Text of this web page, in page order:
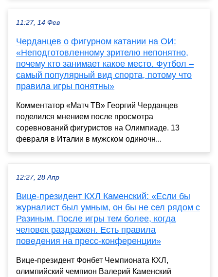
11:27, 14 Фев
Черданцев о фигурном катании на ОИ:
«Неподготовленному зрителю непонятно,
почему кто занимает какое место. Футбол –
самый популярный вид спорта, потому что
правила игры понятны»
Комментатор «Матч ТВ» Георгий Черданцев
поделился мнением после просмотра
соревнований фигуристов на Олимпиаде. 13
февраля в Италии в мужском одиночн...
12:27, 28 Апр
Вице-президент КХЛ Каменский: «Если бы
журналист был умным, он бы не сел рядом с
Разиным. После игры тем более, когда
человек раздражен. Есть правила
поведения на пресс-конференции»
Вице-президент Фонбет Чемпионата КХЛ,
олимпийский чемпион Валерий Каменский